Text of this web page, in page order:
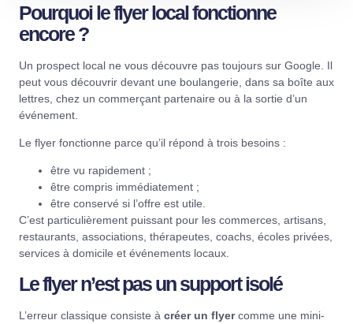
Pourquoi le flyer local fonctionne
encore ?
Un prospect local ne vous découvre pas toujours sur Google. Il
peut vous découvrir devant une boulangerie, dans sa boîte aux
lettres, chez un commerçant partenaire ou à la sortie d’un
événement.
Le flyer fonctionne parce qu’il répond à trois besoins :
être vu rapidement ;
être compris immédiatement ;
être conservé si l’offre est utile.
C’est particulièrement puissant pour les commerces, artisans,
restaurants, associations, thérapeutes, coachs, écoles privées,
services à domicile et événements locaux.
Le flyer n’est pas un support isolé
L’erreur classique consiste à créer un flyercomme une mini-